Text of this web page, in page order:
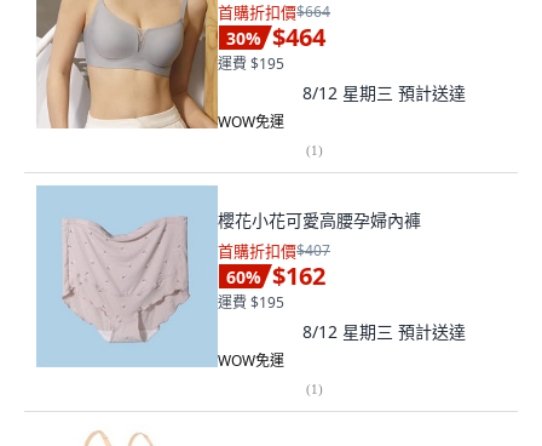
首購折扣價$664
30% $464
運費 $195
8/12 星期三 預計送達
WOW免運
(1)
櫻花小花可愛高腰孕婦內褲
首購折扣價$407
60% $162
運費 $195
8/12 星期三 預計送達
WOW免運
(1)